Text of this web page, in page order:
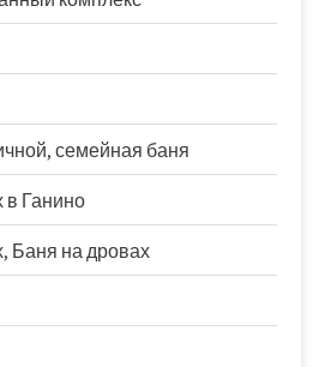
семейная баня
в Ганино
Баня на дровах